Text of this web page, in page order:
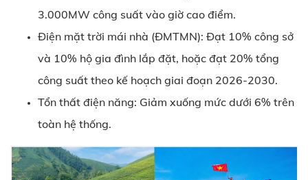
3.000MW công suất vào giờ cao điểm.
Điện mặt trời mái nhà (ĐMTMN): Đạt 10% công sở
và 10% hộ gia đình lắp đặt, hoặc đạt 20% tổng
công suất theo kế hoạch giai đoạn 2026-2030.
Tổn thất điện năng: Giảm xuống mức dưới 6% trên
toàn hệ thống.